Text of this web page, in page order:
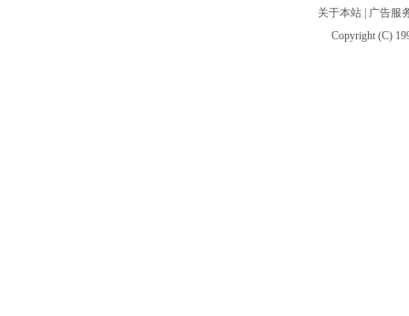
关于本站
广告服
Copyright (C)